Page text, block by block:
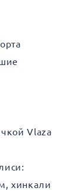
Vlaza
хинкали